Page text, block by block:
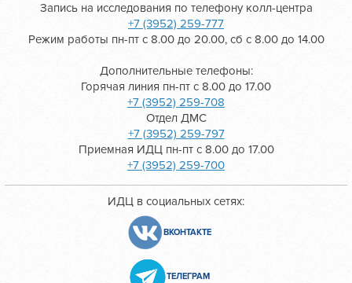
Запись на исследования по телефону колл-центра
+7 (3952) 259-777
Режим работы пн-пт с 8.00 до 20.00, сб с 8.00 до 14.00
Дополнительные телефоны:
Горячая линия пн-пт с 8.00 до 17.00
+7 (3952) 259-708
Отдел ДМС
+7 (3952) 259-797
Приемная ИДЦ пн-пт с 8.00 до 17.00
+7 (3952) 259-700
ИДЦ в социальных сетях:
ВКОНТАКТЕ
ТЕЛЕГРАМ